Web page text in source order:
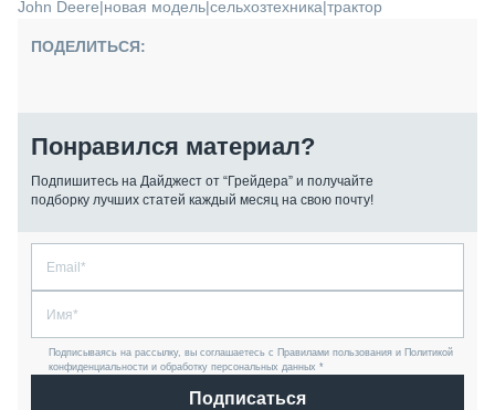
John Deere|новая модель|сельхозтехника|трактор
ПОДЕЛИТЬСЯ:
Понравился материал?
Подпишитесь на Дайджест от “Грейдера” и получайте
подборку лучших статей каждый месяц на свою почту!
Подписываясь на рассылку, вы соглашаетесь с Правилами пользования и Политикой
конфиденциальности и обработку персональных данных *
Подписаться